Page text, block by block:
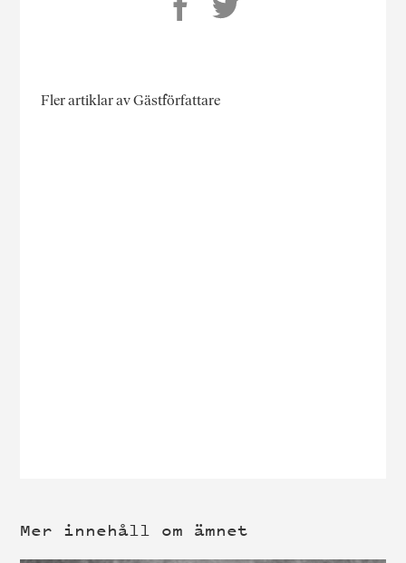
Fler artiklar av Gästförfattare
Mer innehåll om ämnet